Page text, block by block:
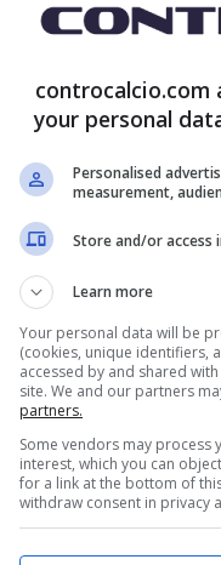
male non aveva
ma i tifosi…
due ore di
controcalcio.com
your personal
Personalised
measurement,
Store and/or access
Learn more
Your personal data will be
(cookies, unique identifiers,
accessed by and shared
site. We and our partners
partners.
Some vendors may
interest, which you can
for a link at the bottom of
withdraw consent in privacy